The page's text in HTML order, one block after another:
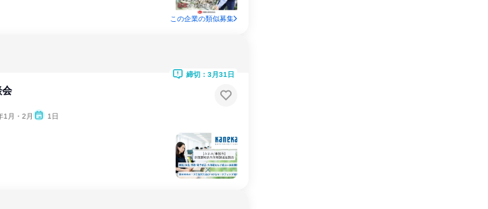
この企業の類似募集
会
1月・2月 1日
締切：3月31日